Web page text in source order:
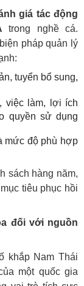
giá tác động
trong nghề cá.
pháp quản lý
tuyển bổ sung,
việc làm, lợi ích
quyền sử dụng
mức độ phù hợp
sách hàng năm,
tiêu phục hồi
đối với nguồn
khắp Nam Thái
một quốc gia